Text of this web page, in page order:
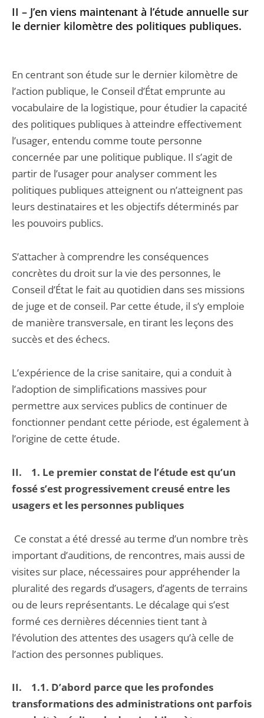
II – J’en viens maintenant à l’étude annuelle sur
le dernier kilomètre des politiques publiques.
En centrant son étude sur le dernier kilomètre de
l’action publique, le Conseil d’État emprunte au
vocabulaire de la logistique, pour étudier la capacité
des politiques publiques à atteindre effectivement
l’usager, entendu comme toute personne
concernée par une politique publique. Il s’agit de
partir de l’usager pour analyser comment les
politiques publiques atteignent ou n’atteignent pas
leurs destinataires et les objectifs déterminés par
les pouvoirs publics.
S’attacher à comprendre les conséquences
concrètes du droit sur la vie des personnes, le
Conseil d’État le fait au quotidien dans ses missions
de juge et de conseil. Par cette étude, il s’y emploie
de manière transversale, en tirant les leçons des
succès et des échecs.
L’expérience de la crise sanitaire, qui a conduit à
l’adoption de simplifications massives pour
permettre aux services publics de continuer de
fonctionner pendant cette période, est également à
l’origine de cette étude.
II. 1. Le premier constat de l’étude est qu’un
fossé s’est progressivement creusé entre les
usagers et les personnes publiques
Ce constat a été dressé au terme d’un nombre très
important d’auditions, de rencontres, mais aussi de
visites sur place, nécessaires pour appréhender la
pluralité des regards d’usagers, d’agents de terrains
ou de leurs représentants. Le décalage qui s’est
formé ces dernières décennies tient tant à
l’évolution des attentes des usagers qu’à celle de
l’action des personnes publiques.
II. 1.1. D’abord parce que les profondes
transformations des administrations ont parfois